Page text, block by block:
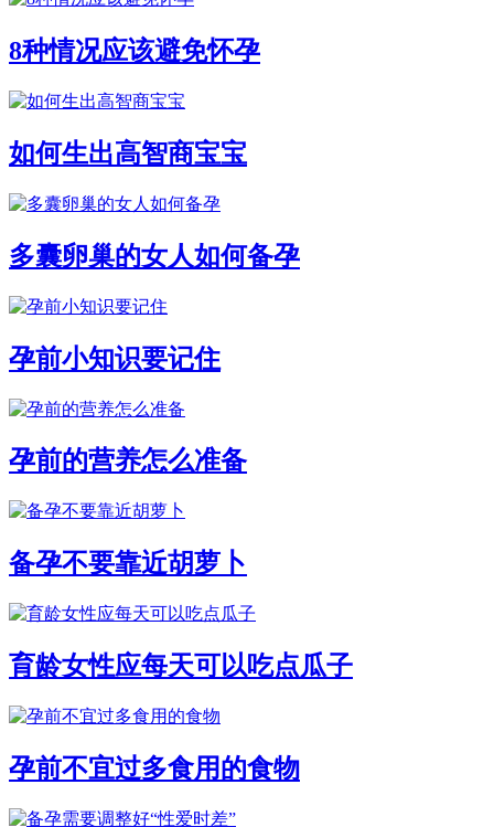
8种情况应该避免怀孕
如何生出高智商宝宝
多囊卵巢的女人如何备孕
孕前小知识要记住
孕前的营养怎么准备
备孕不要靠近胡萝卜
育龄女性应每天可以吃点瓜子
孕前不宜过多食用的食物